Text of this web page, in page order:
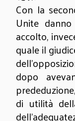
Con la
Unite
accolto,
quale il
dopo
di utilità